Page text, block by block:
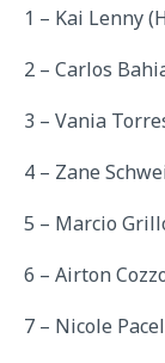
1 – Kai Lenny
2 – Carlos
3 – Vania
4 – Zane
5 – Marcio
6 – Airton
7 – Nicole